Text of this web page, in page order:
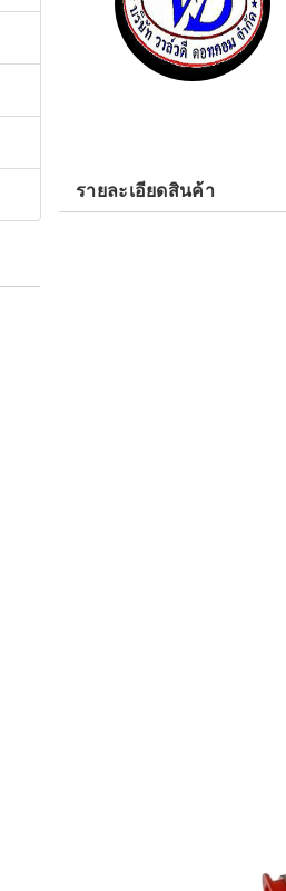
รายละเอียดสินค้า